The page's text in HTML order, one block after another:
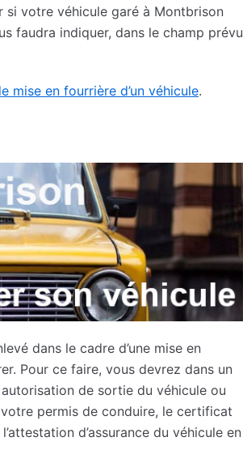
si votre véhicule garé à Montbrison
faudra indiquer, dans le champ prévu
mise en fourrière d’un véhicule.
dans le cadre d’une mise en
Pour ce faire, vous devrez dans un
de sortie du véhicule ou
permis de conduire, le certificat
d’assurance du véhicule en